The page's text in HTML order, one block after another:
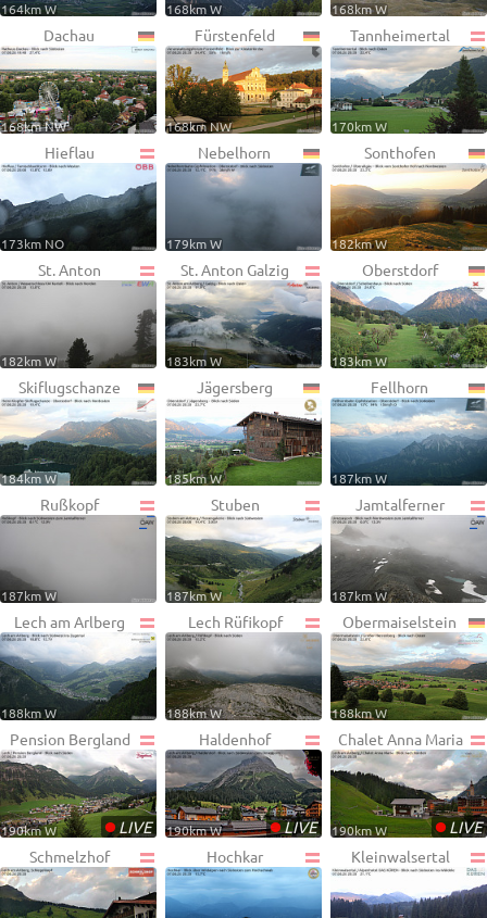
164km W 168km W 168km W
Dachau
168km NW
Fürstenfeld
168km NW
Tannheimertal
170km W
Hieflau
173km NO
Nebelhorn
179km W
Sonthofen
182km W
St. Anton
182km W
St. Anton Galzig
183km W
Oberstdorf
183km W
Skiflugschanze
184km W
Jägersberg
185km W
Fellhorn
187km W
Rußkopf
187km W
Stuben
187km W
Jamtalferner
187km W
Lech am Arlberg
188km W
Lech Rüfikopf
188km W
Obermaiselstein
188km W
Pension Bergland
•LIVE
190km W
Haldenhof
•LIVE
190km W
Chalet Anna Maria
•LIVE
190km W
Schmelzhof Hochkar Kleinwalsertal